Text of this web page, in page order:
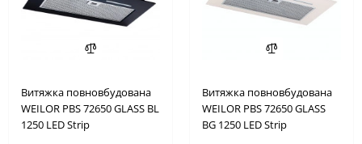
Витяжка повновбудована
WEILOR PBS 72650 GLASS BL
1250 LED Strip
Витяжка повновбудована
WEILOR PBS 72650 GLASS
BG 1250 LED Strip